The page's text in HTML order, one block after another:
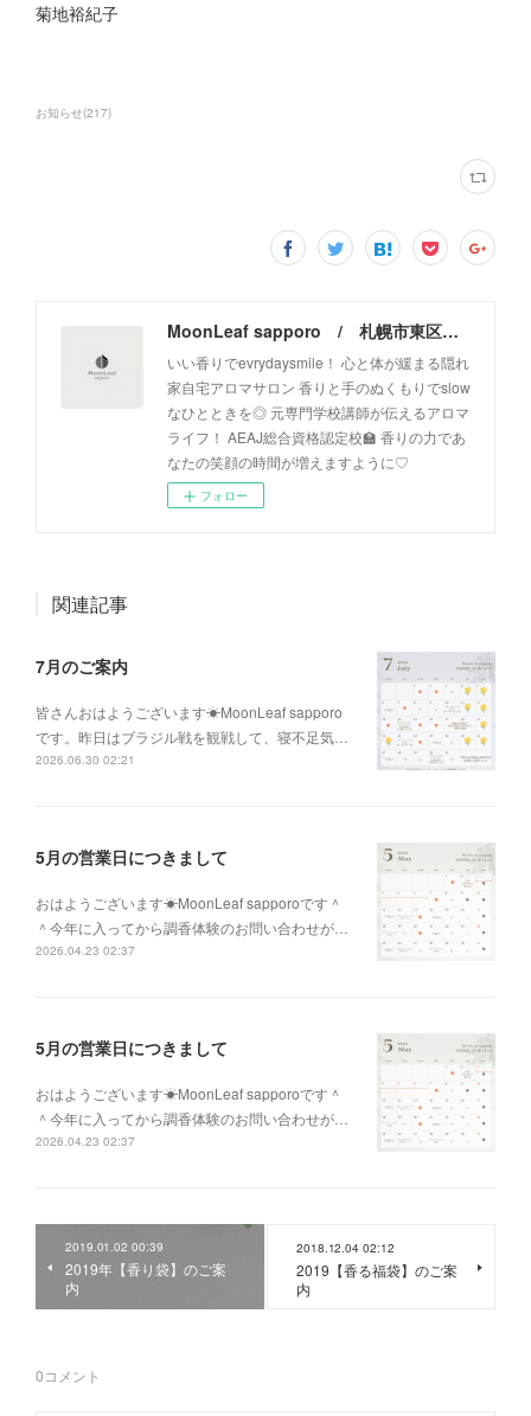
菊地裕紀子
お知らせ(217)
MoonLeaf sapporo / 札幌市東区の100種類以上の香りが楽しめるアロマスクール＆トリートメントサロン
いい香りでevrydaysmile！ 心と体が緩まる隠れ
家自宅アロマサロン 香りと手のぬくもりでslow
なひとときを◎ 元専門学校講師が伝えるアロマ
ライフ！ AEAJ総合資格認定校🏫 香りの力であ
なたの笑顔の時間が増えますように♡
フォロー
関連記事
7月のご案内
皆さんおはようございます☀MoonLeaf sapporo
です。昨日はブラジル戦を観戦して、寝不足気…
2026.06.30 02:21
5月の営業日につきまして
おはようございます☀MoonLeaf sapporoです＾
＾今年に入ってから調香体験のお問い合わせが…
2026.04.23 02:37
5月の営業日につきまして
おはようございます☀MoonLeaf sapporoです＾
＾今年に入ってから調香体験のお問い合わせが…
2026.04.23 02:37
2019.01.02 00:39
2019年【香り袋】のご案
内
2018.12.04 02:12
2019【香る福袋】のご案
内
0コメント